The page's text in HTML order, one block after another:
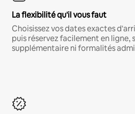
La flexibilité qu'il vous faut
Choisissez vos dates exactes
puis réservez facilement en ligne,
supplémentaire ni formalités